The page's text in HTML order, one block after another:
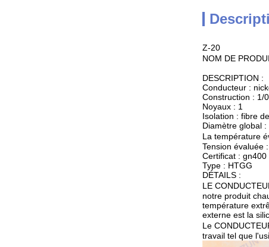
Z-20
NOM DE
DESCRIPTION :
Conducteur :
Construction : 1/
Noyaux : 1
Isolation : fibre
Diamètre global :
La température
Tension évaluée
Certificat : gn400
Type : HTGG
DÉTAILS :
LE
notre produit
température
externe est la
Le
travail tel que